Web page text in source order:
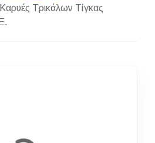
Τρικάλων Τίγκας